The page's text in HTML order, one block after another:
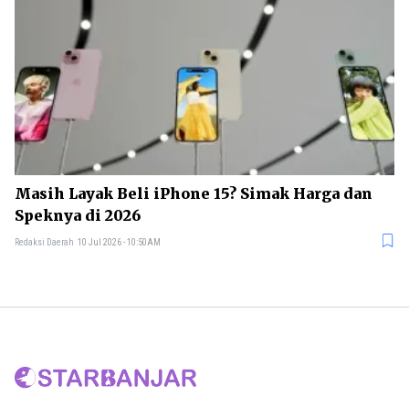
Masih Layak Beli iPhone 15? Simak Harga dan
Speknya di 2026
Redaksi Daerah 10 Jul 2026 - 10:50AM